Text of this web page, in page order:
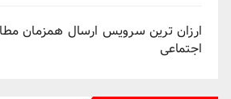
ارزان ترین سرویس ارسال همزمان
اجتماعی